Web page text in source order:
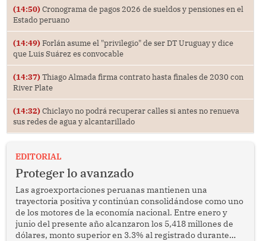
(14:50) Cronograma de pagos 2026 de sueldos y pensiones en el
Estado peruano
(14:49) Forlán asume el "privilegio" de ser DT Uruguay y dice
que Luis Suárez es convocable
(14:37) Thiago Almada firma contrato hasta finales de 2030 con
River Plate
(14:32) Chiclayo no podrá recuperar calles si antes no renueva
sus redes de agua y alcantarillado
EDITORIAL
Proteger lo avanzado
Las agroexportaciones peruanas mantienen una
trayectoria positiva y continúan consolidándose como uno
de los motores de la economía nacional. Entre enero y
junio del presente año alcanzaron los 5,418 millones de
dólares, monto superior en 3.3% al registrado durante